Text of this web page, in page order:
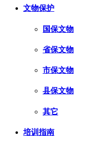
文物保护
国保文物
省保文物
市保文物
县保文物
其它
培训指南